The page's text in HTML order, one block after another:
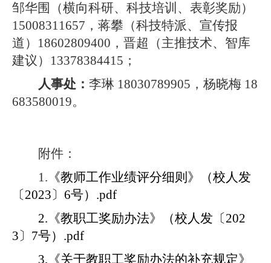
邹华围（横向科研、科技培训、表彰奖励）
15008311657，蒋攀（科技特派、宣传报
道）18602809400，晋超（主推技术、智库
建议）13378384415 ；
人事处： 李琳 18030789905 ，杨晓梅 18
683580019。
附件：
1. 《教师工作业绩评分细则》（校人发
〔2023〕6号）.pdf
2.《教职工奖励办法》（校人发〔202
3〕7号）.pdf
3.《关于教职工奖励办法的补充规定》